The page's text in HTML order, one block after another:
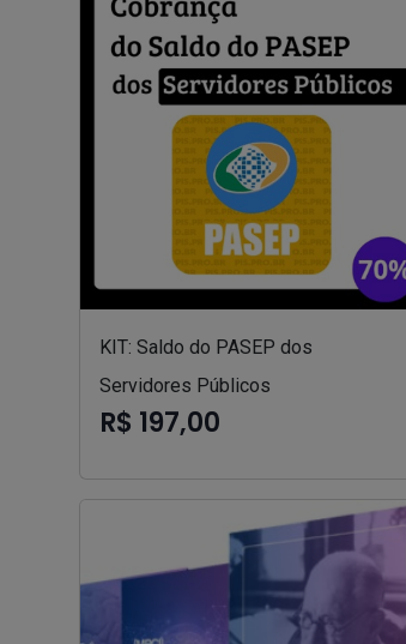
KIT: Saldo do PASEP dos
Servidores Públicos
R$ 197,00